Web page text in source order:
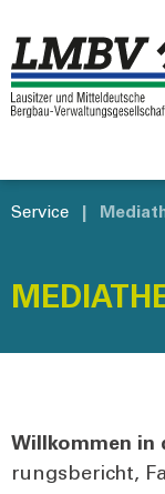
Service
Will­kom­men in
rungs­be­richt,